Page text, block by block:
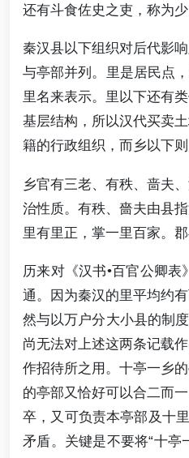
还有斗食佐史之吏，称为
秦汉县以下组织对后代影
与亭部并列。里是居民点
里名来表示。里以下还有
基层结构，所以汉代买卖
籍的行政组织，而乡以下
乡官有三老、有秩、啬夫
治性质。有秩、嗇夫由县
里有里正，掌一里百家。
历来对《汉书•百官公卿表
通。因为秦汉的里平均约
然与以万户分大小县的制
尚无法对上述这两条记载
作招待所之用。十亭一乡
的亭部又恰好可以合二而
卒，又可负责本亭部及十
矛盾。关键是不要将“十亭